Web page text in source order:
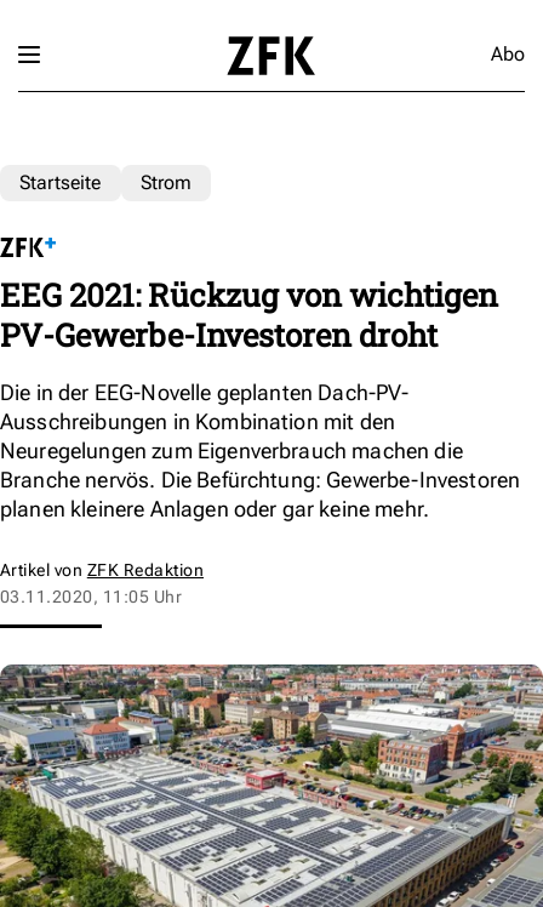
Abo
Startseite Strom
EEG 2021: Rückzug von wichtigen
PV-Gewerbe-Investoren droht
Die in der EEG-Novelle geplanten Dach-PV-
Ausschreibungen in Kombination mit den
Neuregelungen zum Eigenverbrauch machen die
Branche nervös. Die Befürchtung: Gewerbe-Investoren
planen kleinere Anlagen oder gar keine mehr.
Artikel von ZFK Redaktion
03.11.2020, 11:05 Uhr